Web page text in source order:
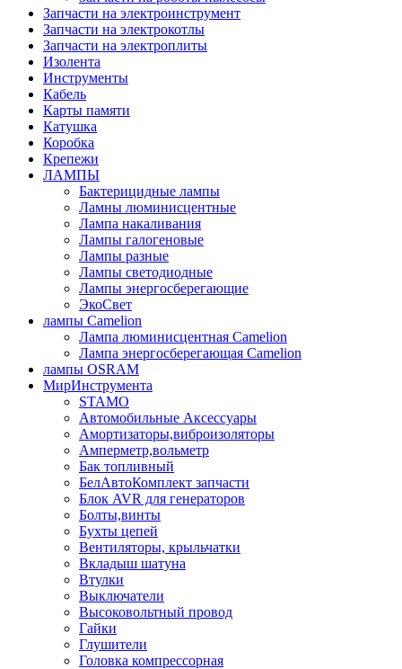
Запчасти на электроинструмент
Запчасти на электрокотлы
Запчасти на электроплиты
Изолента
Инструменты
Кабель
Карты памяти
Катушка
Коробка
Крепежи
ЛАМПЫ
Бактерицидные лампы
Ламны люминисцентные
Лампа накаливания
Лампы галогеновые
Лампы разные
Лампы светодиодные
Лампы энергосберегающие
ЭкоСвет
лампы Camelion
Лампа люминисцентная Сamelion
Лампа энергосберегающая Сamelion
лампы OSRAM
МирИнструмента
STAMO
Автомобильные Аксессуары
Амортизаторы,виброизоляторы
Амперметр,вольметр
Бак топливный
БелАвтоКомплект запчасти
Блок AVR для генераторов
Болты,винты
Бухты цепей
Вентиляторы, крыльчатки
Вкладыш шатуна
Втулки
Выключатели
Высоковольтный провод
Гайки
Глушители
Головка компрессорная